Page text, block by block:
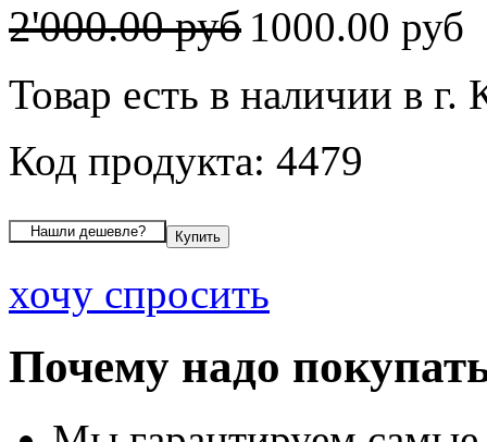
2'000.00 руб 1000.00 руб
Товар есть в наличии в г.
Код продукта: 4479
хочу спросить
Почему надо